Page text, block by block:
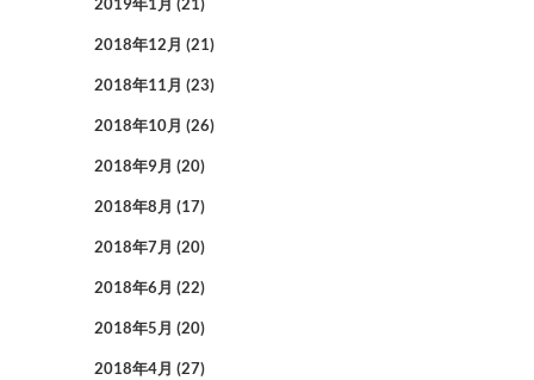
2019年1月 (21)
2018年12月 (21)
2018年11月 (23)
2018年10月 (26)
2018年9月 (20)
2018年8月 (17)
2018年7月 (20)
2018年6月 (22)
2018年5月 (20)
2018年4月 (27)